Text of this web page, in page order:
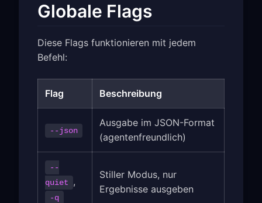
Globale Flags
Diese Flags funktionieren mit jedem
Befehl:
Flag Beschreibung
--json
Ausgabe im JSON-Format
(agentenfreundlich)
--
quiet
,
-q
Stiller Modus, nur
Ergebnisse ausgeben